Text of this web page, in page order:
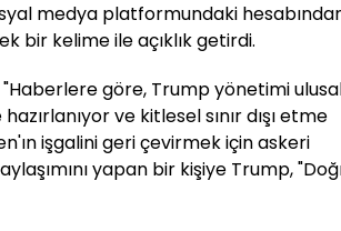
medya platformundaki
bir kelime ile açıklık getirdi.
göre, Trump yönetimi
ve kitlesel sınır dışı etme
işgalini geri çevirmek için askeri
yapan bir kişiye Trump,